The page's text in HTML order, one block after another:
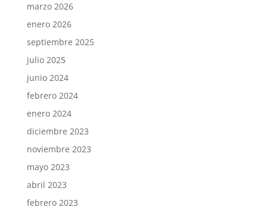
marzo 2026
enero 2026
septiembre 2025
julio 2025
junio 2024
febrero 2024
enero 2024
diciembre 2023
noviembre 2023
mayo 2023
abril 2023
febrero 2023